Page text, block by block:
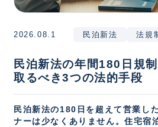
2026.08.1 民泊新法 法規
民泊新法の年間180日規
取るべき3つの法的手段
民泊新法の180日を超えて営業し
ナーは少なくありません。住宅宿